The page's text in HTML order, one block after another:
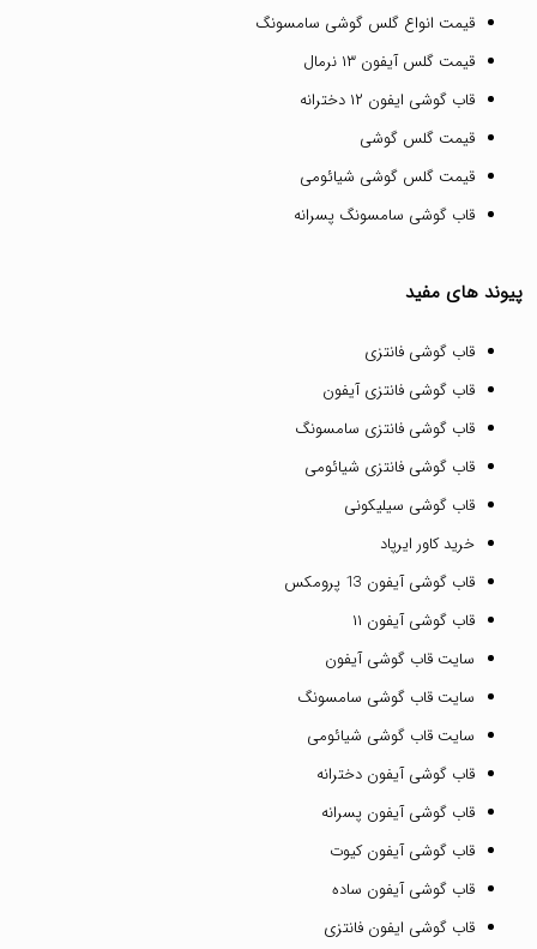
قیمت انواع گلس گوشی سامسونگ
قیمت گلس آیفون ۱۳ نرمال
قاب گوشی ایفون ۱۲ دخترانه
قیمت گلس گوشی
قیمت گلس گوشی شیائومی
قاب گوشی سامسونگ پسرانه
پیوند های مفید
قاب گوشی فانتزی
قاب گوشی فانتزی آیفون
قاب گوشی فانتزی سامسونگ
قاب گوشی فانتزی شیائومی
قاب گوشی سیلیکونی
خرید کاور ایرپاد
قاب گوشی آیفون 13 پرومکس
قاب گوشی آیفون ۱۱
سایت قاب گوشی آیفون
سایت قاب گوشی سامسونگ
سایت قاب گوشی شیائومی
قاب گوشی آیفون دخترانه
قاب گوشی آیفون پسرانه
قاب گوشی آیفون کیوت
قاب گوشی آیفون ساده
قاب گوشی ایفون فانتزی